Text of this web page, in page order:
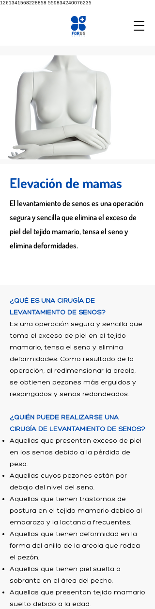
1261341568228858 559834240076235
Elevación de mamas
El levantamiento de senos es una operación
segura y sencilla que elimina el exceso de
piel del tejido mamario, tensa el seno y
elimina deformidades.
¿QUÉ ES UNA CIRUGÍA DE
LEVANTAMIENTO DE SENOS?
Es una operación segura y sencilla que
toma el exceso de piel en el tejido
mamario, tensa el seno y elimina
deformidades. Como resultado de la
operación, al redimensionar la areola,
se obtienen pezones más erguidos y
respingados y senos redondeados.
¿QUIÉN PUEDE REALIZARSE UNA
CIRUGÍA DE LEVANTAMIENTO DE SENOS?
Aquellas que presentan exceso de piel
en los senos debido a la pérdida de
peso.
Aquellas cuyos pezones están por
debajo del nivel del seno.
Aquellas que tienen trastornos de
postura en el tejido mamario debido al
embarazo y la lactancia frecuentes.
Aquellas que tienen deformidad en la
forma del anillo de la areola que rodea
el pezón.
Aquellas que tienen piel suelta o
sobrante en el área del pecho.
Aquellas que presentan tejido mamario
suelto debido a la edad.